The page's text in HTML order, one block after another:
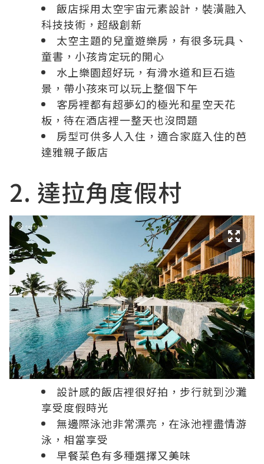
飯店採用太空宇宙元素設計，裝潢融入
科技技術，超級創新
太空主題的兒童遊樂房，有很多玩具、
童書，小孩肯定玩的開心
水上樂園超好玩，有滑水道和巨石造
景，帶小孩來可以玩上整個下午
客房裡都有超夢幻的極光和星空天花
板，待在酒店裡一整天也沒問題
房型可供多人入住，適合家庭入住的芭
達雅親子飯店
2. 達拉角度假村
設計感的飯店裡很好拍，步行就到沙灘
享受度假時光
無邊際泳池非常漂亮，在泳池裡盡情游
泳，相當享受
早餐菜色有多種選擇又美味